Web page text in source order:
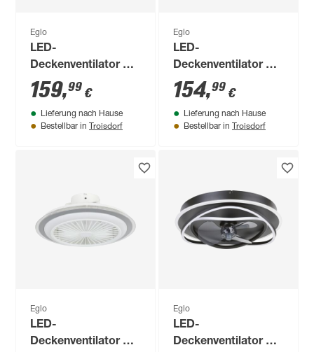
Eglo
LED-
Deckenventilator mit
Beleuchtung
'Lovisca' dimmbar
37,8 W 4800 lm
159,99 €
Lieferung nach Hause
Bestellbar in Troisdorf
Eglo
LED-
Deckenventilator mit
Beleuchtung
'Sayulita-L' dimmbar
37,8 W 4800 lm
154,99 €
Lieferung nach Hause
Bestellbar in Troisdorf
Eglo
LED-
Deckenventilator mit
Eglo
LED-
Deckenventilator mit